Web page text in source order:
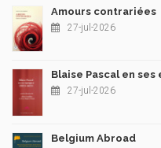
Amours contrariées
27-jul-2026
Blaise Pascal en ses
27-jul-2026
Belgium Abroad